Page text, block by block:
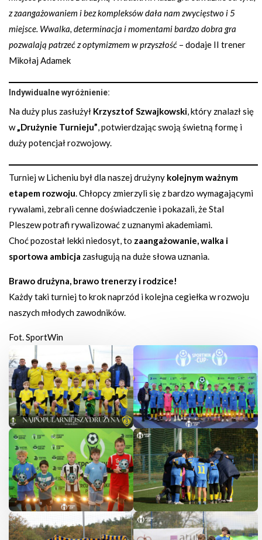
z zaangażowaniem i bez kompleksów dała nam zwycięstwo i 5
miejsce. Wwalka, determinacja i momentami bardzo dobra gra
pozwalają patrzeć z optymizmem w przyszłość – dodaje II trener
Mikołaj Adamek
Indywidualne wyróżnienie:
Na duży plus zasłużył Krzysztof Szwajkowski, który znalazł się
w„Drużynie Turnieju”, potwierdzając swoją świetną formę i
duży potencjał rozwojowy.
Turniej w Licheniu był dla naszej drużyny kolejnym ważnym
etapem rozwoju. Chłopcy zmierzyli się z bardzo wymagającymi
rywalami, zebrali cenne doświadczenie i pokazali, że Stal
Pleszew potrafi rywalizować z uznanymi akademiami.
Choć pozostał lekki niedosyt, to zaangażowanie, walka i
sportowa ambicja zasługują na duże słowa uznania.
Brawo drużyna, brawo trenerzy i rodzice!
Każdy taki turniej to krok naprzód i kolejna cegiełka w rozwoju
naszych młodych zawodników.
Fot. SportWin